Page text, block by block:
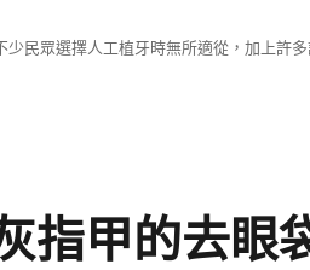
民眾選擇人工植牙時無所適從，加上
指甲的去眼